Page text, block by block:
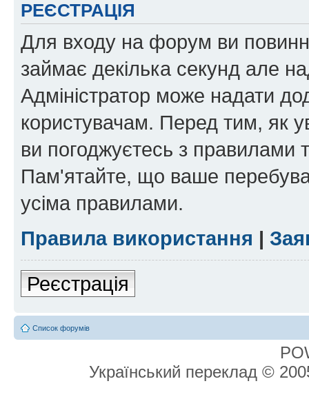
РЕЄСТРАЦІЯ
Для входу на форум ви
займає декілька секунд але
Адміністратор може надати
користувачам. Перед тим, як
ви погоджуєтесь з правилами
Пам'ятайте, що ваше
усіма правилами.
Правила використання |
Реєстрація
Список форумів
Український переклад ©